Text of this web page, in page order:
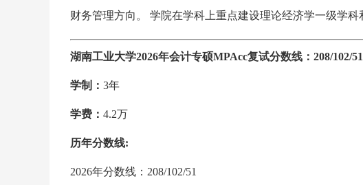
财务管理方向。 学院在学科上重点建设理论经济学一级学科
湖南工业大学2026年会计专硕MPAcc复试分数线：208/102/51
学制： 3年
学费： 4.2万
历年分数线:
2026年分数线：208/102/51